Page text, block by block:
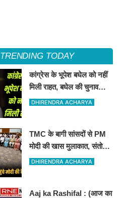
TRENDING TODAY
कांग्रेस के भूपेश बघेल को नहीं
मिली राहत, बघेल की चुनाव
याचिका को कोर्ट ने खारिज कर
DHIRENDRA ACHARYA
TMC के बागी सांसदों से PM
मोदी की खास मुलाकात, संतोष
की बातों पर लग गया अब पूरी
DHIRENDRA ACHARYA
Aaj ka Rashifal : (आज का